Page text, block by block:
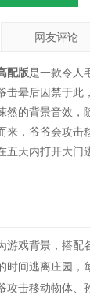
网友评论
配版是一款令人
击晕后囚禁于
然的背景音效
来，爷爷会攻
天内打开大门
戏背景，搭配
间逃离庄园，
击移动物体、